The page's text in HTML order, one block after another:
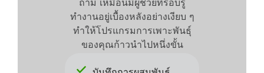
ทำงานอยู่เบื้องหลังอย่างเงียบ ๆ
ทำให้โปรแกรมการเพาะพันธุ์
ของคุณก้าวนำไปหนึ่งขั้น